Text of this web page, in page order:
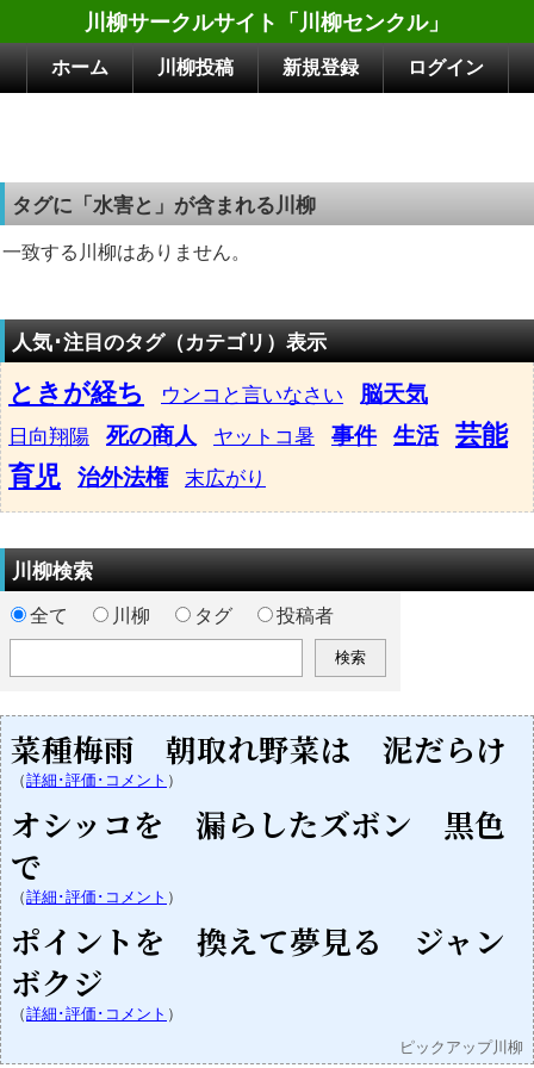
川柳サークルサイト「川柳センクル」
ホーム 川柳投稿 新規登録 ログイン
タグに「水害と」が含まれる川柳
一致する川柳はありません。
人気･注目のタグ（カテゴリ）表示
ときが経ち ウンコと言いなさい 脳天気
日向翔陽 死の商人 ヤットコ暑 事件 生活
芸能
育児
治外法権 末広がり
川柳検索
全て 川柳 タグ 投稿者
菜種梅雨 朝取れ野菜は 泥だらけ
（詳細･評価･コメント ）
オシッコを 漏らしたズボン 黒色
で
（詳細･評価･コメント ）
ポイントを 換えて夢見る ジャン
ボクジ
（詳細･評価･コメント ）
ピックアップ川柳